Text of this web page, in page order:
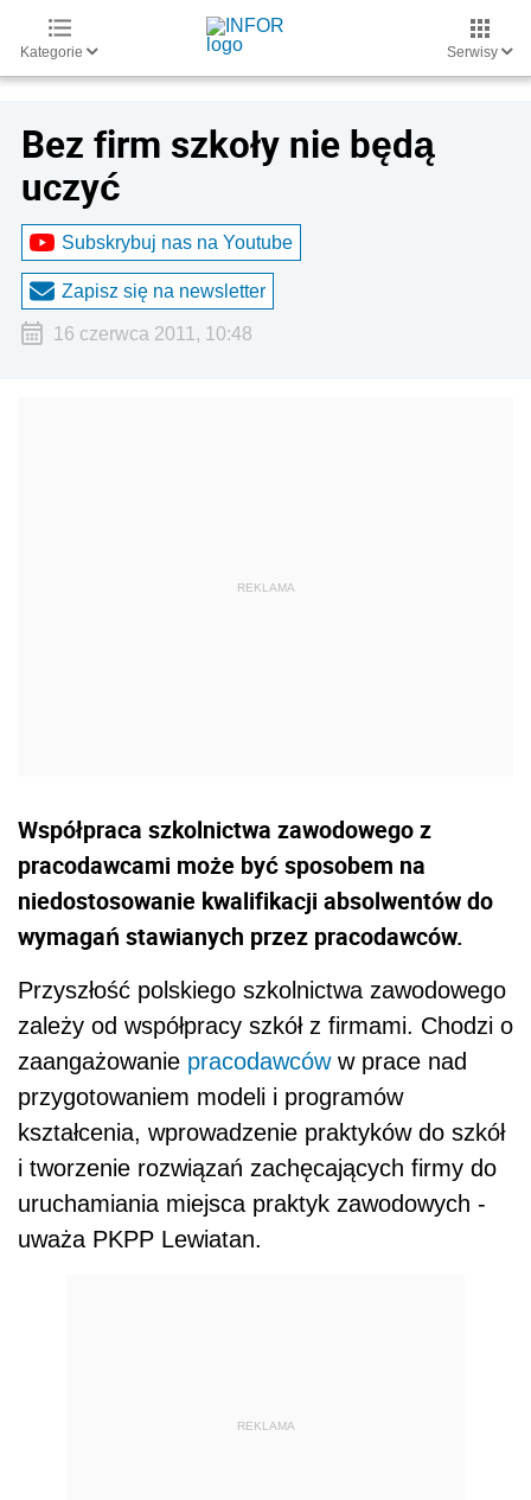
Kategorie Serwisy
Bez firm szkoły nie będą
uczyć
Subskrybuj nas na Youtube
Zapisz się na newsletter
16 czerwca 2011, 10:48
Współpraca szkolnictwa zawodowego z
pracodawcami może być sposobem na
niedostosowanie kwalifikacji absolwentów do
wymagań stawianych przez pracodawców.
Przyszłość polskiego szkolnictwa zawodowego
zależy od współpracy szkół z firmami. Chodzi o
zaangażowanie pracodawcóww prace nad
przygotowaniem modeli i programów
kształcenia, wprowadzenie praktyków do szkół
i tworzenie rozwiązań zachęcających firmy do
uruchamiania miejsca praktyk zawodowych -
uważa PKPP Lewiatan.
REKLAMA